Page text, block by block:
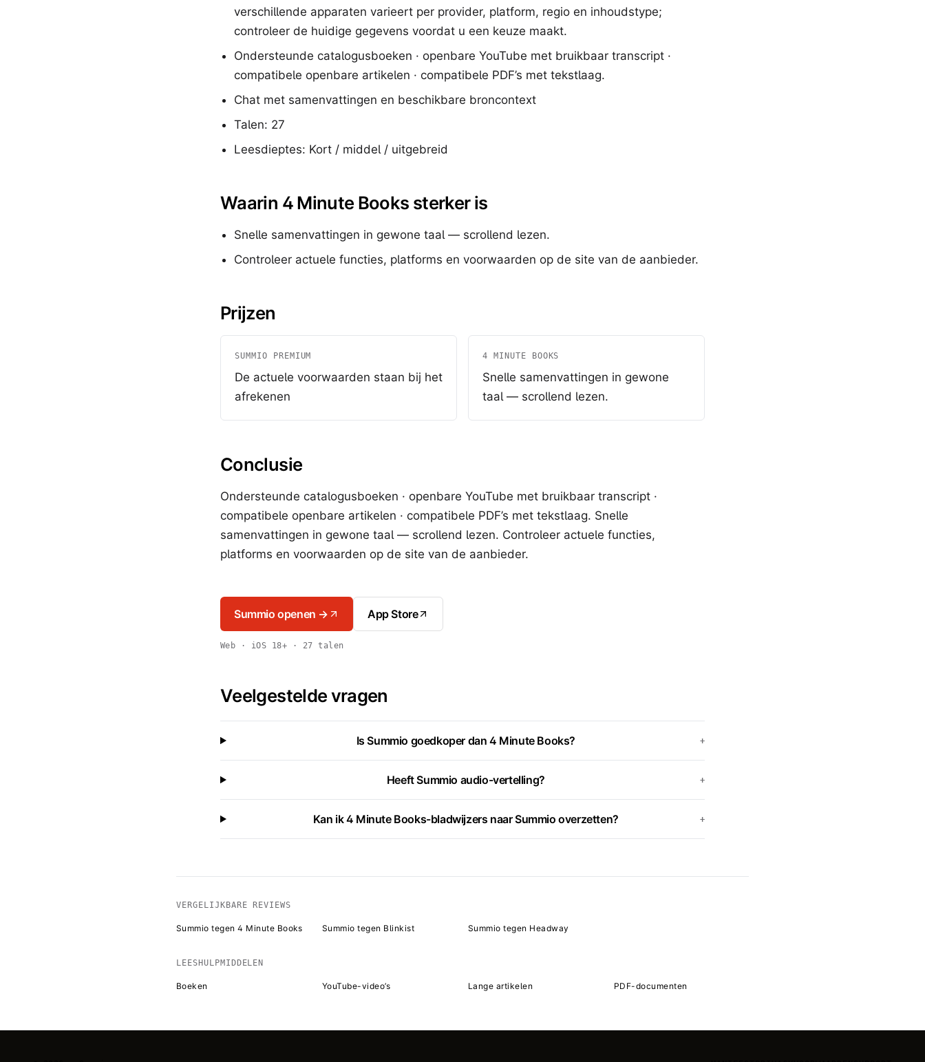
verschillende apparaten varieert per provider, platform, regio en inhoudstype;
controleer de huidige gegevens voordat u een keuze maakt.
Ondersteunde catalogusboeken · openbare YouTube met bruikbaar transcript ·
compatibele openbare artikelen · compatibele PDF’s met tekstlaag.
Chat met samenvattingen en beschikbare broncontext
Talen: 27
Leesdieptes: Kort / middel / uitgebreid
Waarin 4 Minute Books sterker is
Snelle samenvattingen in gewone taal — scrollend lezen.
Controleer actuele functies, platforms en voorwaarden op de site van de aanbieder.
Prijzen
SUMMIO PREMIUM
De actuele voorwaarden staan bij het
afrekenen
4 MINUTE BOOKS
Snelle samenvattingen in gewone
taal — scrollend lezen.
Conclusie
Ondersteunde catalogusboeken · openbare YouTube met bruikbaar transcript ·
compatibele openbare artikelen · compatibele PDF’s met tekstlaag. Snelle
samenvattingen in gewone taal — scrollend lezen. Controleer actuele functies,
platforms en voorwaarden op de site van de aanbieder.
Summio openen → App Store
Web · iOS 18+ · 27 talen
Veelgestelde vragen
Is Summio goedkoper dan 4 Minute Books? +
Heeft Summio audio-vertelling? +
Kan ik 4 Minute Books-bladwijzers naar Summio overzetten? +
VERGELIJKBARE REVIEWS
Summio tegen 4 Minute Books Summio tegen Blinkist Summio tegen Headway
LEESHULPMIDDELEN
Boeken YouTube-video’s Lange artikelen PDF-documenten